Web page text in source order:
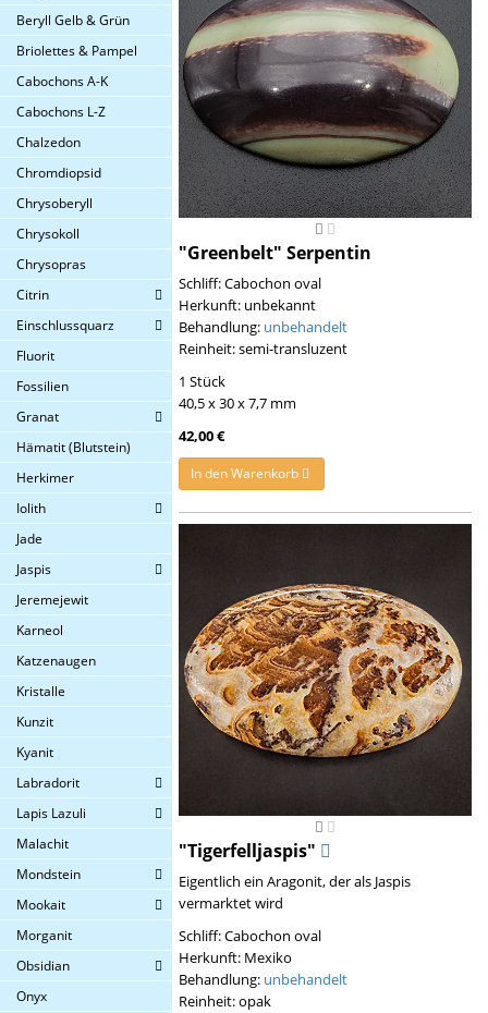
Beryll Gelb & Grün
Briolettes & Pampel
Cabochons A-K
Cabochons L-Z
Chalzedon
Chromdiopsid
Chrysoberyll
Chrysokoll
Chrysopras
Citrin
Einschlussquarz
Fluorit
Fossilien
Granat
Hämatit (Blutstein)
Herkimer
Iolith
Jade
Jaspis
Jeremejewit
Karneol
Katzenaugen
Kristalle
Kunzit
Kyanit
Labradorit
Lapis Lazuli
Malachit
Mondstein
Mookait
Morganit
Obsidian
Onyx
"Greenbelt" Serpentin
Schliff: Cabochon oval
Herkunft: unbekannt
Behandlung: unbehandelt
Reinheit: semi-transluzent
1 Stück
40,5 x 30 x 7,7 mm
42,00 €
In den Warenkorb
"Tigerfelljaspis"
Eigentlich ein Aragonit, der als Jaspis
vermarktet wird
Schliff: Cabochon oval
Herkunft: Mexiko
Behandlung: unbehandelt
Reinheit: opak